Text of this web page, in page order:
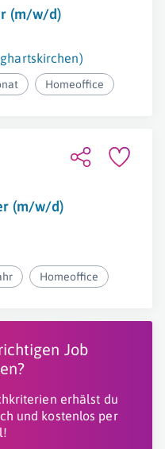
(m/w/d)
Homeoffice
(m/w/d)
Homeoffice
Job
erhälst du
und kostenlos per